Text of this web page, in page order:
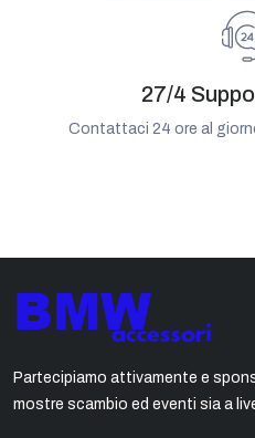
27/4
Contattaci 24 ore al
Partecipiamo attivamente e
mostre scambio ed eventi sia a